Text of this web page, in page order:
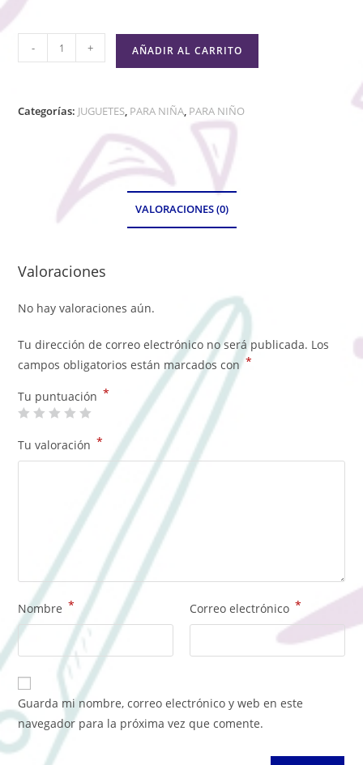
- + AÑADIR AL CARRITO
Categorías: JUGUETES, PARA NIÑA, PARA NIÑO
VALORACIONES (0)
Valoraciones
No hay valoraciones aún.
Tu dirección de correo electrónico no será publicada. Los
campos obligatorios están marcados con*
Tu puntuación *
Tu valoración *
Nombre * Correo electrónico *
Guarda mi nombre, correo electrónico y web en este
navegador para la próxima vez que comente.